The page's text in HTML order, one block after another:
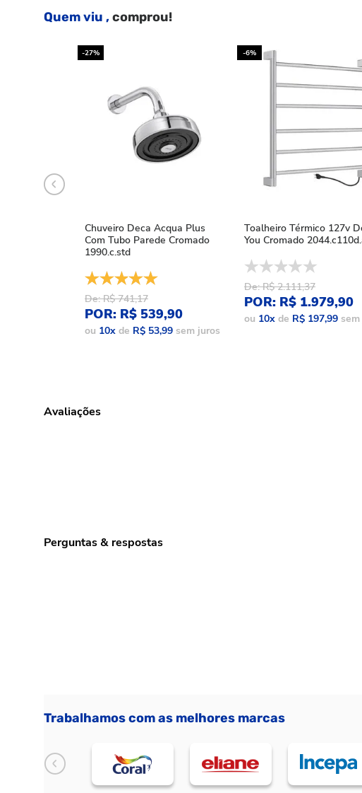
Quem viu ,comprou!
-27%
Chuveiro Deca Acqua Plus
Com Tubo Parede Cromado
1990.c.std
De: R$ 741,17
POR: R$ 539,90
ou 10x de R$ 53,99 sem juros
-6%
Toalheiro Térmico 127v
You Cromado
De: R$ 2.111,37
POR: R$ 1.979,90
ou 10x de R$ 197,99
Avaliações
Perguntas & respostas
Trabalhamos com as melhores marcas